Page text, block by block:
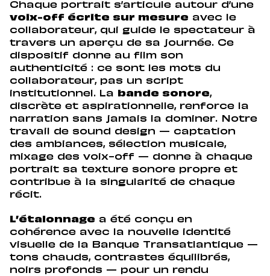
Chaque portrait s’articule autour d’une
voix-off écrite sur mesure avec le
collaborateur, qui guide le spectateur à
travers un aperçu de sa journée. Ce
dispositif donne au film son
authenticité : ce sont les mots du
collaborateur, pas un script
institutionnel. La
bande sonore,
discrète et aspirationnelle, renforce la
narration sans jamais la dominer. Notre
travail de sound design — captation
des ambiances, sélection musicale,
mixage des voix-off — donne à chaque
portrait sa texture sonore propre et
contribue à la singularité de chaque
récit.
L’étalonnage a été conçu en
cohérence avec la nouvelle identité
visuelle de la Banque Transatlantique —
tons chauds, contrastes équilibrés,
noirs profonds — pour un rendu